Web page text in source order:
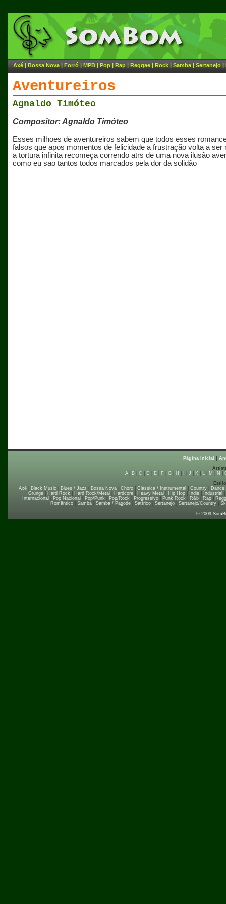
Axé | Bossa Nova | Forró | MPB | Pop | Rap | Reggae | Rock | Samba | Sertanejo |
Aventureiros
Agnaldo Timóteo
Compositor: Agnaldo Timóteo
Esses milhoes de aventureiros sabem que todos esses
falsos que apos momentos de felicidade a frustração volta a ser
a tortura infinita recomeça correndo atrs de uma nova ilusão
como eu sao tantos todos marcados pela dor da solidão
Página Inicial
A| B| C D E| F G| H J K| L| M N
Axé
Black Music Blues / Jazz Bossa Nova Choro Clássica / Instrumental Country Dance
Grunge| Hard Rock| Hard Rock/Metal Hardcore| Heavy Metal Hip Hop| Indie| Industrial
Internacional
Pop Nacional Pop/Punk| Pop/Rock| Progressivo| Punk Rock| R&b| Rap|
Romântico| Samba| Samba / Pagode| Satírico| Sertanejo| Sertanejo/Country|
© 2009